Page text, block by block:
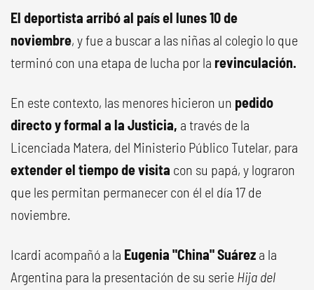
El deportista arribó al país el lunes 10 de
noviembre, y fue a buscar a las niñas al colegio lo que
terminó con una etapa de lucha por la revinculación.
En este contexto, las menores hicieron un pedido
directo y formal a la Justicia, a través de la
Licenciada Matera, del Ministerio Público Tutelar, para
extender el tiempo de visita con su papá, y lograron
que les permitan permanecer con él el día 17 de
noviembre.
Icardi acompañó a la Eugenia "China" Suárez a la
Argentina para la presentación de su serie Hija del